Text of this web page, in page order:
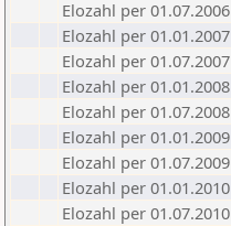
Elozahl per 01.07.2006
Elozahl per 01.01.2007
Elozahl per 01.07.2007
Elozahl per 01.01.2008
Elozahl per 01.07.2008
Elozahl per 01.01.2009
Elozahl per 01.07.2009
Elozahl per 01.01.2010
Elozahl per 01.07.2010